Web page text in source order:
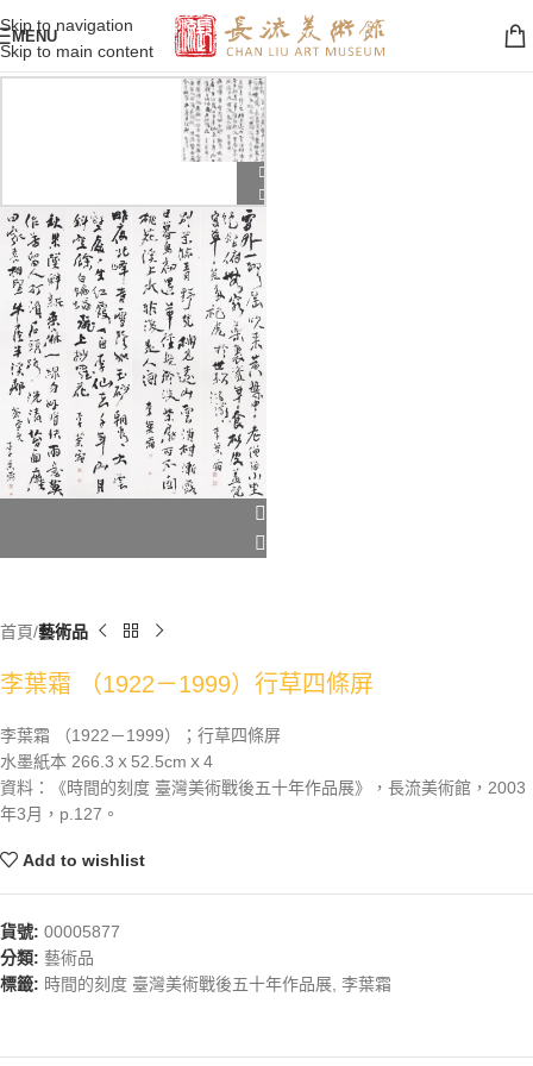
Skip to navigation
Skip to main content
MENU
首頁 藝術品
李葉霜 （1922－1999）行草四條屏
李葉霜 （1922－1999）；行草四條屏
水墨紙本 266.3ｘ52.5cmｘ4
資料：《時間的刻度 臺灣美術戰後五十年作品展》，長流美術館，2003
年3月，p.127。
Add to wishlist
貨號: 00005877
分類: 藝術品
標籤: 時間的刻度 臺灣美術戰後五十年作品展 李葉霜